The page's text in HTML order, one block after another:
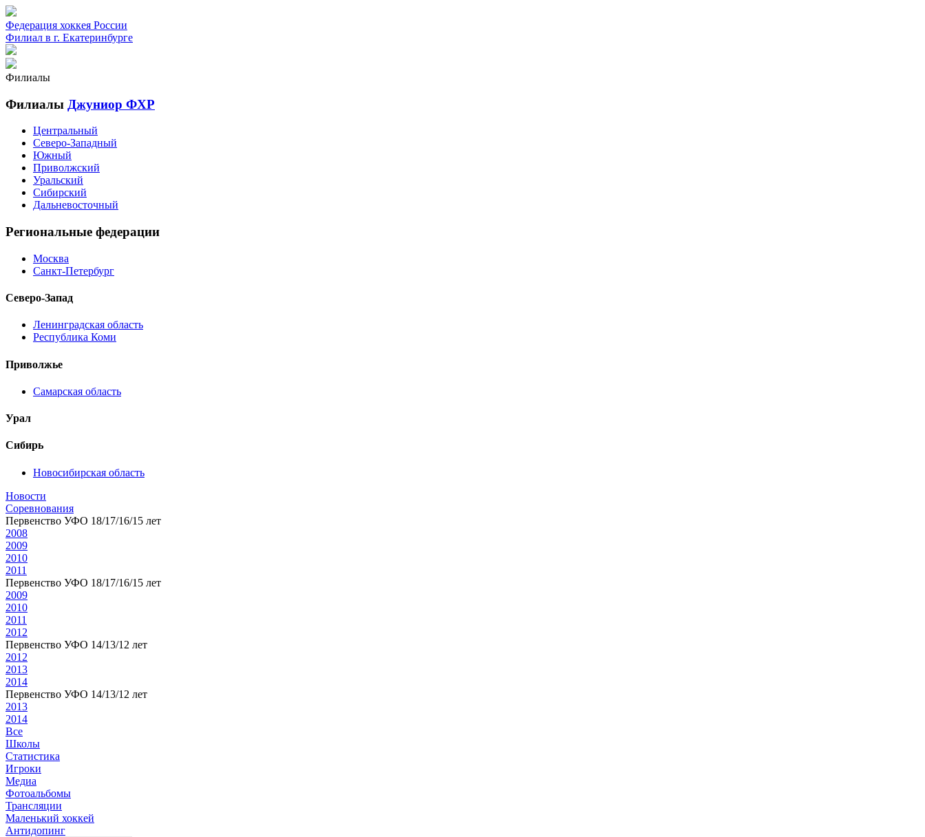
Федерация хоккея России
Филиал в г. Екатеринбурге
Филиалы
Филиалы Джуниор ФХР
Центральный
Северо-Западный
Южный
Приволжский
Уральский
Сибирский
Дальневосточный
Региональные федерации
Москва
Санкт-Петербург
Северо-Запад
Ленинградская область
Республика Коми
Приволжье
Самарская область
Урал
Сибирь
Новосибирская область
Новости
Соревнования
Первенство УФО 18/17/16/15 лет
2008
2009
2010
2011
Первенство УФО 18/17/16/15 лет
2009
2010
2011
2012
Первенство УФО 14/13/12 лет
2012
2013
2014
Первенство УФО 14/13/12 лет
2013
2014
Все
Школы
Статистика
Игроки
Медиа
Фотоальбомы
Трансляции
Маленький хоккей
Антидопинг